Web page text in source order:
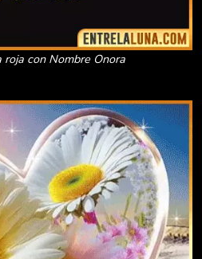
roja con Nombre Onora